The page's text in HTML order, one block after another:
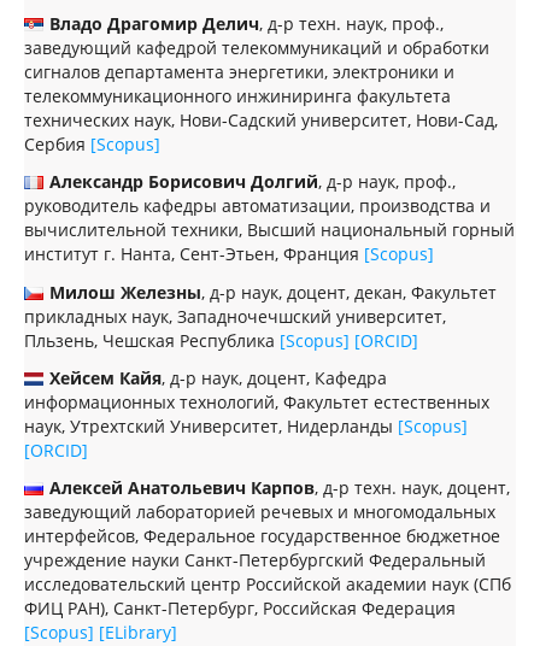
Владо Драгомир Делич, д-р техн. наук, проф.,
заведующий кафедрой телекоммуникаций и обработки
сигналов департамента энергетики, электроники и
телекоммуникационного инжиниринга факультета
технических наук, Нови-Садский университет, Нови-Сад,
Сербия [Scopus]
Александр Борисович Долгий, д-р наук, проф.,
руководитель кафедры автоматизации, производства и
вычислительной техники, Высший национальный горный
институт г. Нанта, Сент-Этьен, Франция [Scopus]
Милош Железны, д-р наук, доцент, декан, Факультет
прикладных наук, Западночечшский университет,
Пльзень, Чешская Республика [Scopus] [ORCID]
Хейсем Кайя, д-р наук, доцент, Кафедра
информационных технологий, Факультет естественных
наук, Утрехтский Университет, Нидерланды [Scopus]
[ORCID]
Алексей Анатольевич Карпов, д-р техн. наук, доцент,
заведующий лабораторией речевых и многомодальных
интерфейсов, Федеральное государственное бюджетное
учреждение науки Санкт-Петербургский Федеральный
исследовательский центр Российской академии наук (СПб
ФИЦ РАН), Санкт-Петербург, Российская Федерация
[Scopus] [ELibrary]